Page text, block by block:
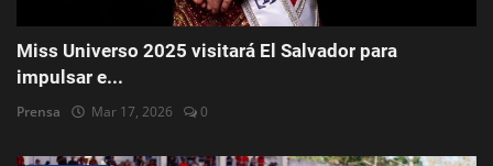
Miss Universo 2025 visitará El Salvador para
impulsar e...
Prensa Mar 17, 2026 0